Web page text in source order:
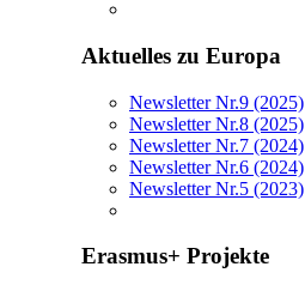
Aktuelles zu Europa
Newsletter Nr.9 (2025)
Newsletter Nr.8 (2025)
Newsletter Nr.7 (2024)
Newsletter Nr.6 (2024)
Newsletter Nr.5 (2023)
Erasmus+ Projekte